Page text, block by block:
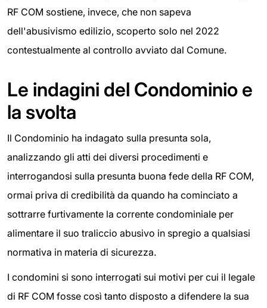
RF COM sostiene, invece, che non sapeva
dell'abusivismo edilizio, scoperto solo nel 2022
contestualmente al controllo avviato dal Comune.
Le indagini del Condominio e
la svolta
Il Condominio ha indagato sulla presunta sola,
analizzando gli atti dei diversi procedimenti e
interrogandosi sulla presunta buona fede della RF COM,
ormai priva di credibilità da quando ha cominciato a
sottrarre furtivamente la corrente condominiale per
alimentare il suo traliccio abusivo in spregio a qualsiasi
normativa in materia di sicurezza.
I condomini si sono interrogati sui motivi per cui il legale
di RF COM fosse così tanto disposto a difendere la sua